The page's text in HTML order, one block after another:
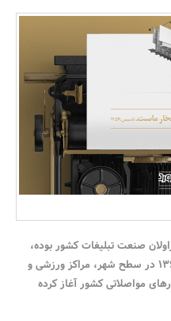
مسکن و ساختمان
صنعت تبلیغات کشور بوده،
به نحوی که فعالیت خود را از سال 1369 در سطح شهر، مراکز ورزشی و
مواصلاتی کشور آغاز کرده